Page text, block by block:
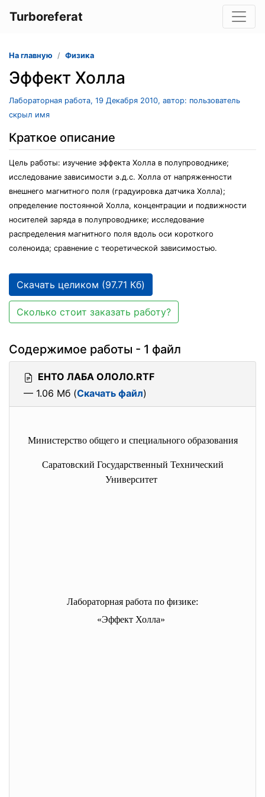
Turboreferat
На главную Физика
Эффект Холла
Лабораторная работа, 19 Декабря 2010, автор: пользователь
скрыл имя
Краткое описание
Цель работы: изучение эффекта Холла в полупроводнике;
исследование зависимости э.д.с. Холла от напряженности
внешнего магнитного поля (градуировка датчика Холла);
определение постоянной Холла, концентрации и подвижности
носителей заряда в полупроводнике; исследование
распределения магнитного поля вдоль оси короткого
соленоида; сравнение с теоретической зависимостью.
Скачать целиком (97.71 Кб)
Сколько стоит заказать работу?
Содержимое работы - 1 файл
ЕНТО ЛАБА ОЛОЛО.RTF
— 1.06 Мб (Скачать файл)
Министерство общего и специального образования
Саратовский Государственный Технический
Университет
Лабораторная работа по физике:
«Эффект Холла»